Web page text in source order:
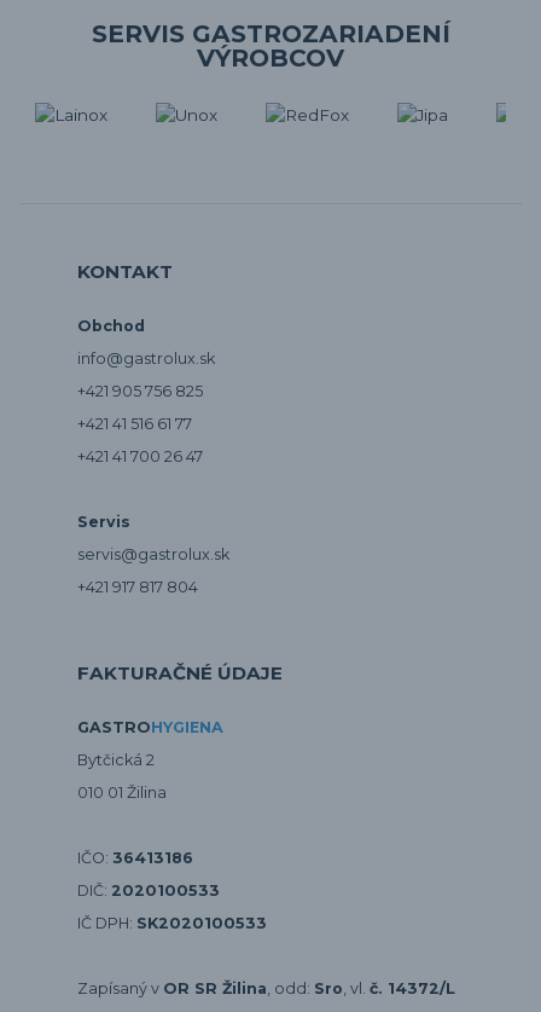
SERVIS GASTROZARIADENÍ
VÝROBCOV
KONTAKT
Obchod
info@gastrolux.sk
+421 905 756 825
+421 41 516 61 77
+421 41 700 26 47
Servis
servis@gastrolux.sk
+421 917 817 804
FAKTURAČNÉ ÚDAJE
GASTROHYGIENA
Bytčická 2
010 01 Žilina
IČO: 36413186
DIČ: 2020100533
IČ DPH: SK2020100533
Zapísaný v OR SR Žilina, odd: Sro, vl. č. 14372/L